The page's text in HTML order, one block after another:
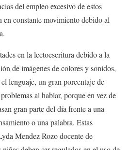
del empleo excesivo de estos
en constante movimiento debido al
en la lectoescritura debido a la
de imágenes de colores y sonidos,
lenguaje, un gran porcentaje de
al hablar, porque en vez de
gran parte del día frente a una
o una palabra. Estas
Mendez Rozo docente de